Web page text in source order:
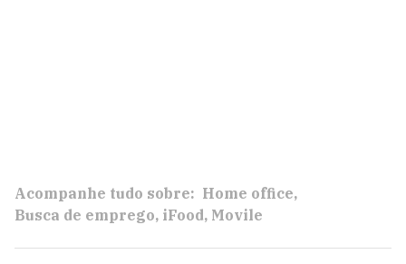
Acompanhe tudo sobre: Home office
Busca de emprego iFood Movile